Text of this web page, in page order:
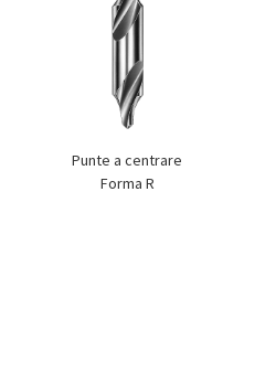
Punte a centrare
Forma R